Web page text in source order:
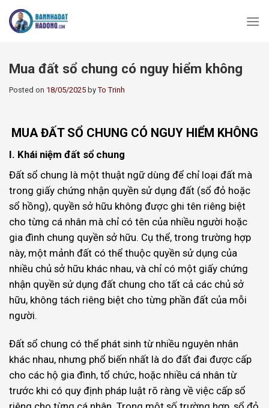
Skip
content
Mua đất sổ chung có nguy hiểm không
Posted on 18/05/2025 by To Trinh
MUA ĐẤT SỔ CHUNG CÓ NGUY HIỂM KHÔNG
I. Khái niệm đất sổ chung
Đất sổ chung là một thuật ngữ dùng để chỉ loại đất mà
trong giấy chứng nhận quyền sử dụng đất (sổ đỏ hoặc
sổ hồng), quyền sở hữu không được ghi tên riêng biệt
cho từng cá nhân mà chỉ có tên của nhiều người hoặc
gia đình chung quyền sở hữu. Cụ thể, trong trường hợp
này, một mảnh đất có thể thuộc quyền sử dụng của
nhiều chủ sở hữu khác nhau, và chỉ có một giấy chứng
nhận quyền sử dụng đất chung cho tất cả các chủ sở
hữu, không tách riêng biệt cho từng phần đất của mỗi
người.
Đất sổ chung có thể phát sinh từ nhiều nguyên nhân
khác nhau, nhưng phổ biến nhất là do đất đai được cấp
cho các hộ gia đình, tổ chức, hoặc nhiều cá nhân từ
trước khi có quy định pháp luật rõ ràng về việc cấp sổ